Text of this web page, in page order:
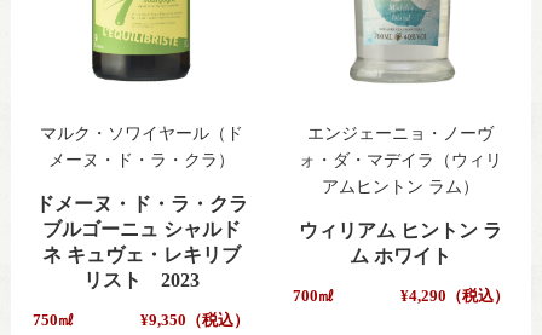
マルク・ソワイヤール（ド
メーヌ・ド・ラ・クラ）
ドメーヌ・ド・ラ・クラ
ブルゴーニュ シャルド
ネ キュヴェ・レキリブ
リスト 2023
750㎖ ¥9,350（税込）
エンジェーニョ・ノーヴ
ォ・ダ・マデイラ（ウィリ
アムヒントン ラム）
ウィリアム ヒントン ラ
ム ホワイト
700㎖ ¥4,290（税込）